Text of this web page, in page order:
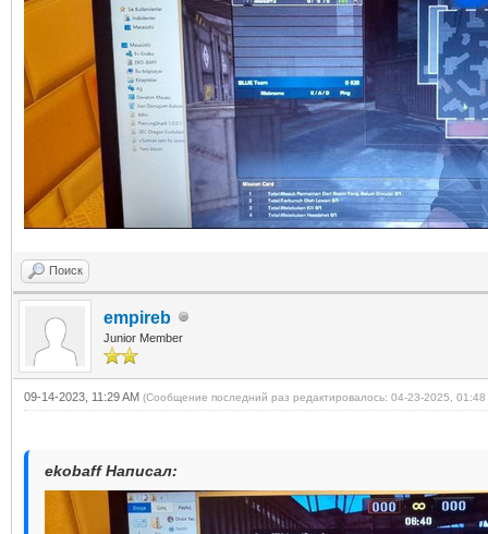
Поиск
empireb
Junior Member
09-14-2023, 11:29 AM (Сообщение последний раз редактировалось: 04-23-2025,
ekobaff Написал: